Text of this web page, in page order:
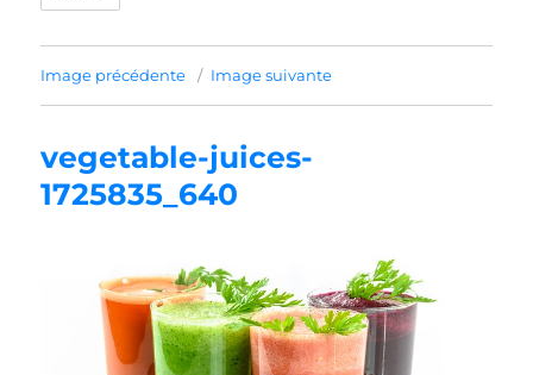
Image précédente Image suivante
vegetable-juices-
1725835_640